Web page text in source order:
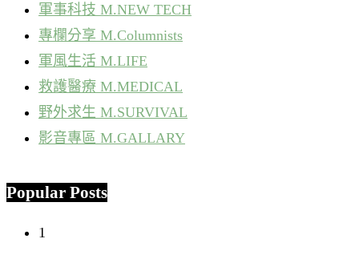
軍事科技 M.NEW TECH
專欄分享 M.Columnists
軍風生活 M.LIFE
救護醫療 M.MEDICAL
野外求生 M.SURVIVAL
影音專區 M.GALLARY
Popular Posts
1